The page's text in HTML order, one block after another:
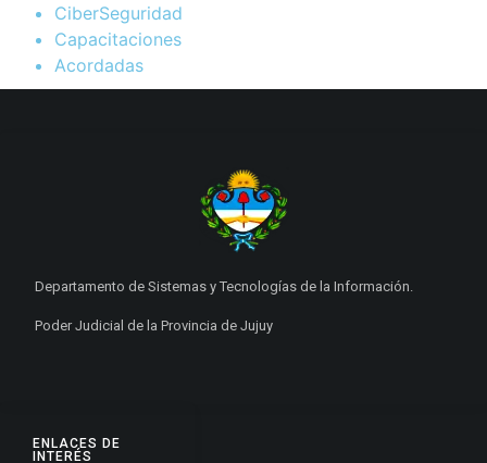
CiberSeguridad
Capacitaciones
Acordadas
ENLACES DE
INTERÉS
Departamento de Sistemas y Tecnologías de la Información.
Poder Judicial de la Provincia de Jujuy